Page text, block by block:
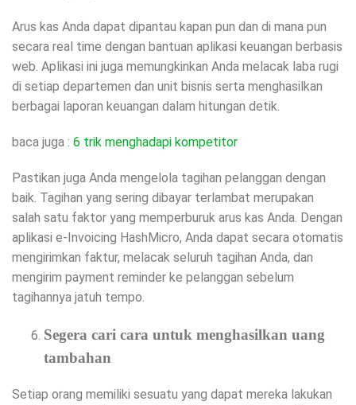
Arus kas Anda dapat dipantau kapan pun dan di mana pun
secara real time dengan bantuan aplikasi keuangan berbasis
web. Aplikasi ini juga memungkinkan Anda melacak laba rugi
di setiap departemen dan unit bisnis serta menghasilkan
berbagai laporan keuangan dalam hitungan detik.
baca juga : 6 trik menghadapi kompetitor
Pastikan juga Anda mengelola tagihan pelanggan dengan
baik. Tagihan yang sering dibayar terlambat merupakan
salah satu faktor yang memperburuk arus kas Anda. Dengan
aplikasi e-Invoicing HashMicro, Anda dapat secara otomatis
mengirimkan faktur, melacak seluruh tagihan Anda, dan
mengirim payment reminder ke pelanggan sebelum
tagihannya jatuh tempo.
Segera cari cara untuk menghasilkan uang
tambahan
Setiap orang memiliki sesuatu yang dapat mereka lakukan